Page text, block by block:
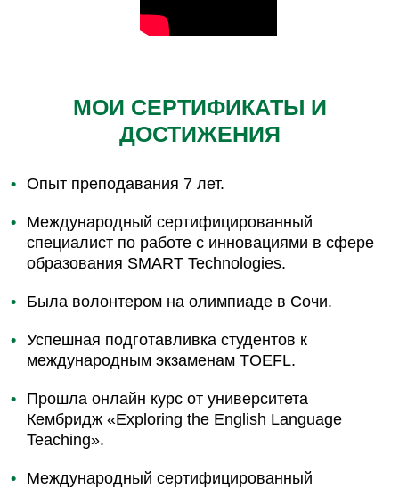
МОИ СЕРТИФИКАТЫ И
ДОСТИЖЕНИЯ
Опыт преподавания 7 лет.
Международный сертифицированный
специалист по работе с инновациями в сфере
образования SMART Technologies.
Была волонтером на олимпиаде в Сочи.
Успешная подготавливка студентов к
международным экзаменам TOEFL.
Прошла онлайн курс от университета
Кембридж «Exploring the English Language
Teaching».
Международный сертифицированный